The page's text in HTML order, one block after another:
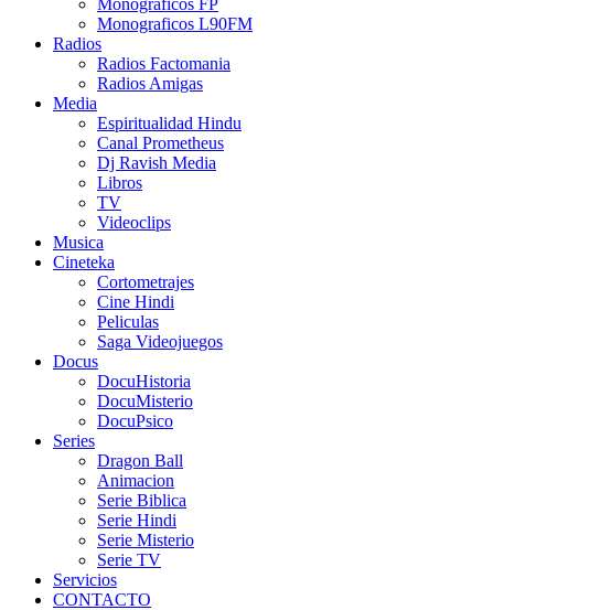
Monograficos FP
Monograficos L90FM
Radios
Radios Factomania
Radios Amigas
Media
Espiritualidad Hindu
Canal Prometheus
Dj Ravish Media
Libros
TV
Videoclips
Musica
Cineteka
Cortometrajes
Cine Hindi
Peliculas
Saga Videojuegos
Docus
DocuHistoria
DocuMisterio
DocuPsico
Series
Dragon Ball
Animacion
Serie Biblica
Serie Hindi
Serie Misterio
Serie TV
Servicios
CONTACTO